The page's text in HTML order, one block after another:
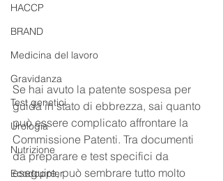
HACCP
BRAND
Medicina del lavoro
Gravidanza
Test genetici
Urologia
Nutrizione
Ecodoppler
Se hai avuto la patente sospesa per
guida in stato di ebbrezza, sai quanto
può essere complicato affrontare la
Commissione Patenti. Tra documenti
da preparare e test specifici da
eseguire, può sembrare tutto molto